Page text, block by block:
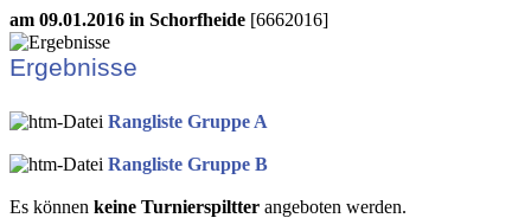
am 09.01.2016 in Schorfheide [6662016]
Ergebnisse
Rangliste Gruppe A
Rangliste Gruppe B
Es können keine Turnierspiltter angeboten werden.